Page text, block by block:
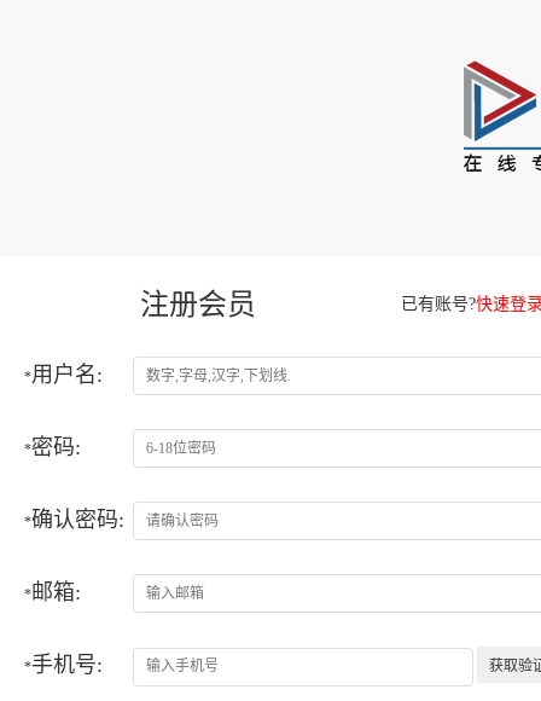
注册会员 已有账号?快速登
*用户名:
*密码:
*确认密码:
*邮箱:
*手机号: